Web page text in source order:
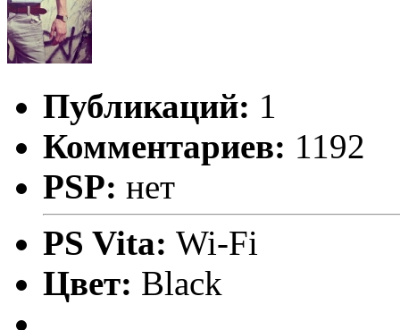
Публикаций: 1
Комментариев: 1192
PSP: нет
PS Vita: Wi-Fi
Цвет: Black